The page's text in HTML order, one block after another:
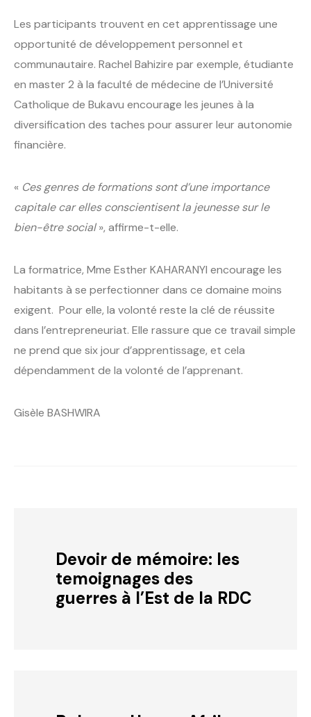
Les participants trouvent en cet apprentissage une
opportunité de développement personnel et
communautaire. Rachel Bahizire par exemple, étudiante
en master 2 à la faculté de médecine de l’Université
Catholique de Bukavu encourage les jeunes à la
diversification des taches pour assurer leur autonomie
financière.
« Ces genres de formations sont d’une importance
capitale car elles conscientisent la jeunesse sur le
bien-être social», affirme-t-elle.
La formatrice, Mme Esther KAHARANYI encourage les
habitants à se perfectionner dans ce domaine moins
exigent. Pour elle, la volonté reste la clé de réussite
dans l’entrepreneuriat. Elle rassure que ce travail simple
ne prend que six jour d’apprentissage, et cela
dépendamment de la volonté de l’apprenant.
Gisèle BASHWIRA
Devoir de mémoire: les
temoignages des
guerres à l’Est de la RDC